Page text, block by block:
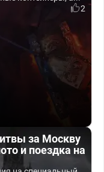
2
за Москву
и поездка на